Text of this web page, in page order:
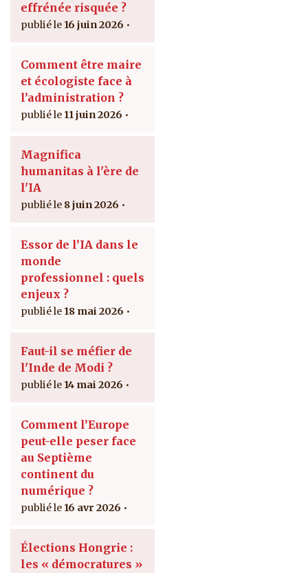
effrénée risquée ?
16 juin 2026
Comment être maire
et écologiste face à
l’administration ?
11 juin 2026
Magnifica
humanitas à l'ère de
l'IA
8 juin 2026
Essor de l’IA dans le
monde
professionnel : quels
enjeux ?
18 mai 2026
Faut-il se méfier de
l'Inde de Modi ?
14 mai 2026
Comment l’Europe
peut-elle peser face
au Septième
continent du
numérique ?
16 avr 2026
Élections Hongrie :
les « démocratures »